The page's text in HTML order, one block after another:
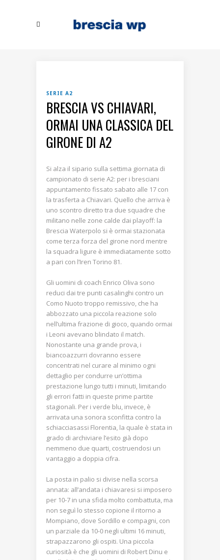
SERIE A2
BRESCIA VS CHIAVARI,
ORMAI UNA CLASSICA DEL
GIRONE DI A2
Si alza il sipario sulla settima giornata di
campionato di serie A2: per i bresciani
appuntamento fissato sabato alle 17 con
la trasferta a Chiavari. Quello che arriva è
uno scontro diretto tra due squadre che
militano nelle zone calde dai playoff: la
Brescia Waterpolo si è ormai stazionata
come terza forza del girone nord mentre
la squadra ligure è immediatamente sotto
a pari con l’Iren Torino 81.
Gli uomini di coach Enrico Oliva sono
reduci dai tre punti casalinghi contro un
Como Nuoto troppo remissivo, che ha
abbozzato una piccola reazione solo
nell’ultima frazione di gioco, quando ormai
i Leoni avevano blindato il match.
Nonostante una grande prova, i
biancoazzurri dovranno essere
concentrati nel curare al minimo ogni
dettaglio per condurre un’ottima
prestazione lungo tutti i minuti, limitando
gli errori fatti in queste prime partite
stagionali. Per i verde blu, invece, è
arrivata una sonora sconfitta contro la
schiacciasassi Florentia, la quale è stata in
grado di archiviare l’esito già dopo
nemmeno due quarti, costruendosi un
vantaggio a doppia cifra.
La posta in palio si divise nella scorsa
annata: all’andata i chiavaresi si imposero
per 10-7 in una sfida molto combattuta, ma
non seguì lo stesso copione il ritorno a
Mompiano, dove Sordillo e compagni, con
un parziale da 10-0 negli ultimi 16 minuti,
strapazzarono gli ospiti. Una piccola
curiosità è che gli uomini di Robert Dinu e